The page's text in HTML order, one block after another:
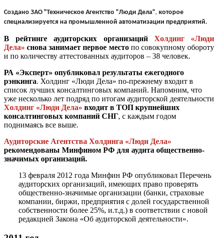
Создано ЗАО "Техническое Агентство "Люди Дела", которое
специализируется на промышленной автоматизации предприятий.
В рейтинге аудиторских организаций Холдинг «Люди
Дела» снова занимает первое местопо совокупному обороту
и по количеству аттестованных аудиторов – 38 человек.
РА «Эксперт» опубликовал результаты ежегодного
рэнкинга. Холдинг «Люди Дела» по-прежнему входит в
список лучших консалтинговых компаний. Напомним, что
уже несколько лет подряд по итогам аудиторской деятельности
Холдинг «Люди Дела» входит в ТОП крупнейших
консалтинговых компаний СНГ, с каждым годом
поднимаясь все выше.
Аудиторские Агентства Холдинга «Люди Дела»
рекомендованы Минфином РФ для аудита общественно-
значимых организаций.
13 февраля 2012 года Минфин РФ опубликовал Перечень
аудиторских организаций, имеющих право проверять
общественно-значимые организации (банки, страховые
компании, биржи, предприятия с долей государственной
собственности более 25%, и.т.д.) в соответствии с новой
редакцией Закона «Об аудиторской деятельности».